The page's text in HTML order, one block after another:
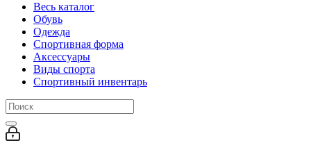
Весь каталог
Обувь
Одежда
Спортивная форма
Аксессуары
Виды спорта
Спортивный инвентарь